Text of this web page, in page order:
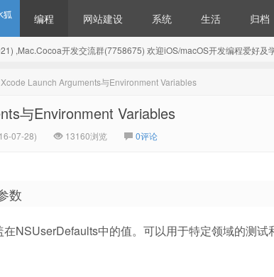
编程 网站建设 系统 生活 归档
,Mac.Cocoa开发交流群(7758675) 欢迎iOS/macOS开发编程爱好及
Xcode Launch Arguments与Environment Variables
与Environment Variables
07-28) 13160浏览 0评论
数
NSUserDefaults中的值。可以用于特定领域的测试